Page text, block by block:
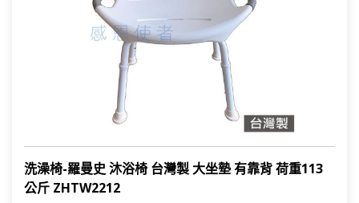
洗澡椅-羅曼史 沐浴椅 台灣製 大坐墊 有靠背 荷重113
公斤 ZHTW2212